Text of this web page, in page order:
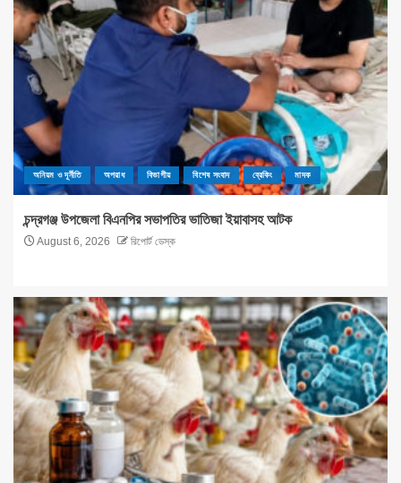
অনিয়ম ও দূর্নীতি অপরাধ বিভাগীয় বিশেষ সংবাদ ব্রেকিং মাদক
চন্দ্রগঞ্জ উপজেলা বিএনপির সভাপতির ভাতিজা ইয়াবাসহ আটক
August 6, 2026 রিপোর্ট ডেস্ক